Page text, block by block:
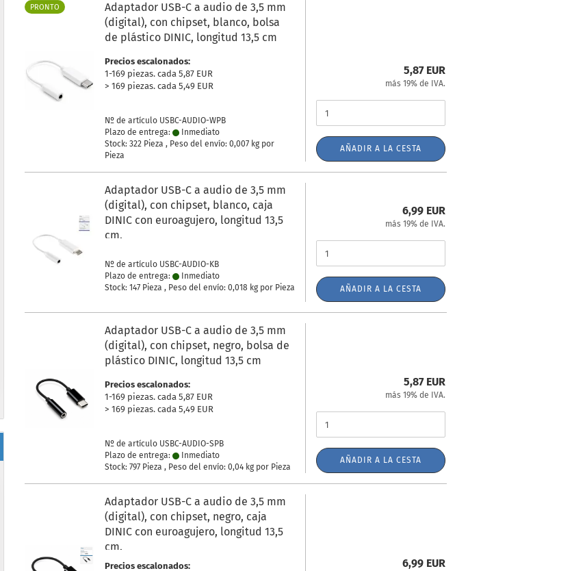
PRONTO
Adaptador USB-C a audio de 3,5 mm
(digital), con chipset, blanco, bolsa
de plástico DINIC, longitud 13,5 cm
Precios escalonados:
1-169 piezas. cada 5,87 EUR
> 169 piezas. cada 5,49 EUR
Nº de artículo USBC-AUDIO-WPB
Plazo de entrega:
Inmediato
Stock: 322 Pieza , Peso del envío:0,007 kg por
Pieza
5,87 EUR
más 19% de IVA.
AÑADIR A LA CESTA
Adaptador USB-C a audio de 3,5 mm
(digital), con chipset, blanco, caja
DINIC con euroagujero, longitud 13,5
cm.
Nº de artículo USBC-AUDIO-KB
Plazo de entrega:
Inmediato
Stock: 147 Pieza , Peso del envío:0,018 kg por Pieza
6,99 EUR
más 19% de IVA.
AÑADIR A LA CESTA
Adaptador USB-C a audio de 3,5 mm
(digital), con chipset, negro, bolsa de
plástico DINIC, longitud 13,5 cm
Precios escalonados:
1-169 piezas. cada 5,87 EUR
> 169 piezas. cada 5,49 EUR
Nº de artículo USBC-AUDIO-SPB
Plazo de entrega:
Inmediato
Stock: 797 Pieza , Peso del envío:0,04 kg por Pieza
5,87 EUR
más 19% de IVA.
AÑADIR A LA CESTA
Adaptador USB-C a audio de 3,5 mm
(digital), con chipset, negro, caja
DINIC con euroagujero, longitud 13,5
cm.
Precios escalonados:
6,99 EUR